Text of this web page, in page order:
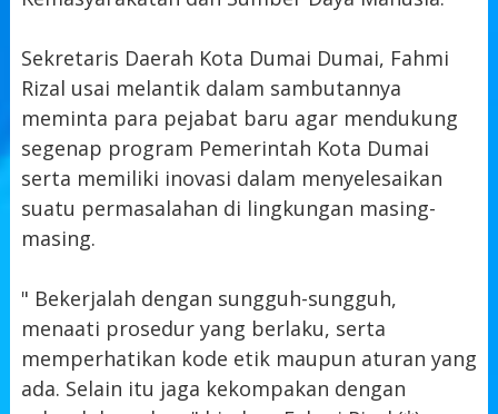
Sekretaris Daerah Kota Dumai Dumai, Fahmi
Rizal usai melantik dalam sambutannya
meminta para pejabat baru agar mendukung
segenap program Pemerintah Kota Dumai
serta memiliki inovasi dalam menyelesaikan
suatu permasalahan di lingkungan masing-
masing.
" Bekerjalah dengan sungguh-sungguh,
menaati prosedur yang berlaku, serta
memperhatikan kode etik maupun aturan yang
ada. Selain itu jaga kekompakan dengan